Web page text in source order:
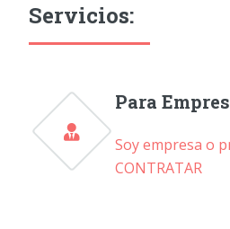
Servicios:
Para
Soy empresa o
CONTRATAR